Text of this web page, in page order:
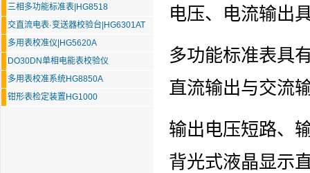
三相多功能标准表|HG8518
交直流电表·变送器校验台|HG6301AT
多用表校准仪|HG5620A
DO30DN单相电能表校验仪
多用表校准系统HG8850A
钳形表检定装置HG1000
电压、电流输出
多功能标准表具
直流输出与交流
输出电压短路、
背光式液晶显示